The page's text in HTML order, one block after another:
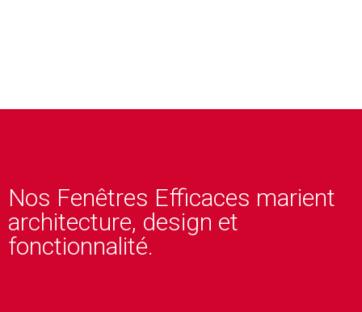
Nos Fenêtres Efficaces marient
architecture, design et
fonctionnalité.